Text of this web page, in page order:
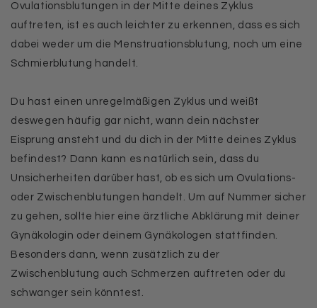
Ovulationsblutungen in der Mitte deines Zyklus
auftreten, ist es auch leichter zu erkennen, dass es sich
dabei weder um die Menstruationsblutung, noch um eine
Schmierblutung handelt.
Du hast einen unregelmäßigen Zyklus und weißt
deswegen häufig gar nicht, wann dein nächster
Eisprung ansteht und du dich in der Mitte deines Zyklus
befindest? Dann kann es natürlich sein, dass du
Unsicherheiten darüber hast, ob es sich um Ovulations-
oder Zwischenblutungen handelt. Um auf Nummer sicher
zu gehen, sollte hier eine ärztliche Abklärung mit deiner
Gynäkologin oder deinem Gynäkologen stattfinden.
Besonders dann, wenn zusätzlich zu der
Zwischenblutung auch Schmerzen auftreten oder du
schwanger sein könntest.